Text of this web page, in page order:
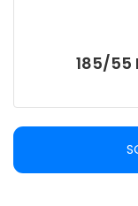
185/55